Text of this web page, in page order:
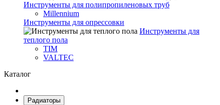
Инструменты для полипропиленовых труб
Millennium
Инструменты для опрессовки
Инструменты для
теплого пола
TIM
VALTEC
Каталог
Радиаторы